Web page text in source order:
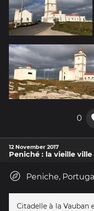
0
12 November 2017
Peniché : la vieille
Peniche, Portugal
Citadelle à la Vauban